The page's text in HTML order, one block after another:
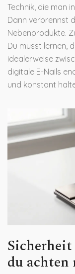
Technik, die man
Dann verbrennst
Nebenprodukte.
Du musst lernen,
idealerweise
digitale E-Nails
und konstant
du achten